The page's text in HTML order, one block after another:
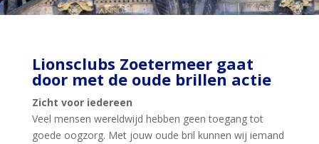
Lionsclubs Zoetermeer gaat
door met de oude brillen actie
Zicht voor iedereen
Veel mensen wereldwijd hebben geen toegang tot
goede oogzorg. Met jouw oude bril kunnen wij iemand